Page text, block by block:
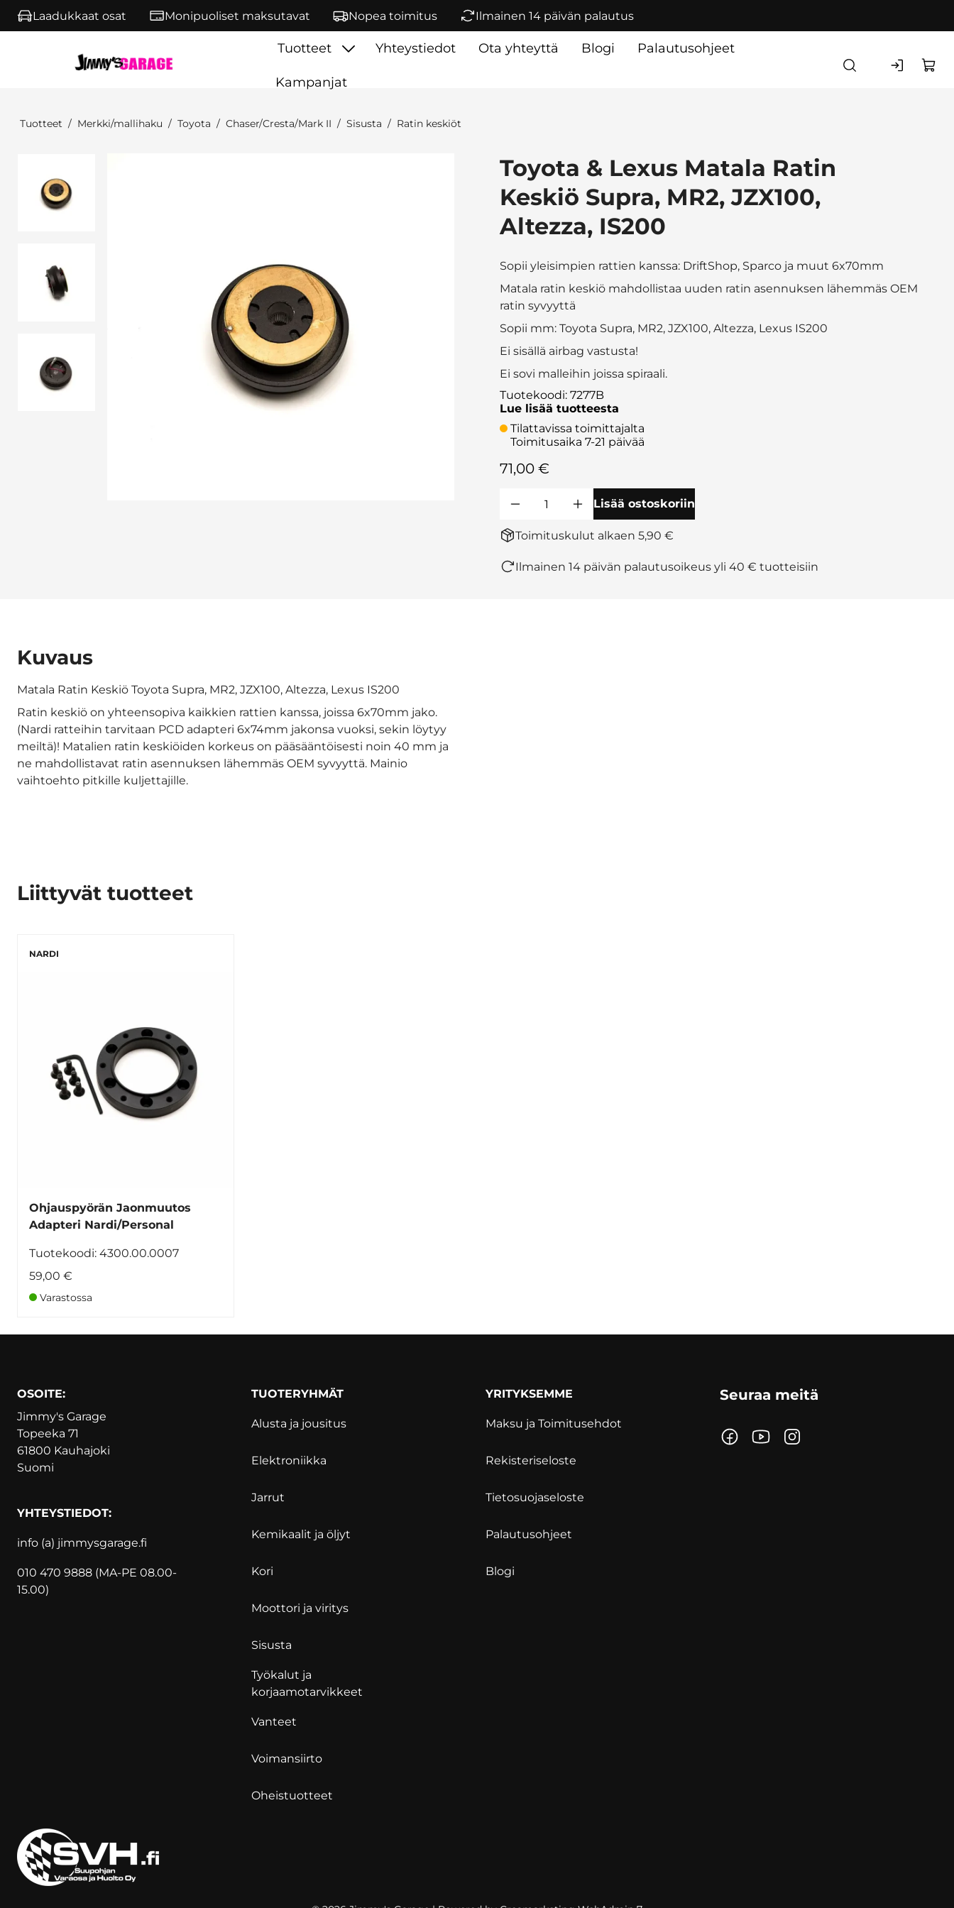
Tuotteet Yhteystiedot Ota yhteyttä Blogi Palautusohjeet
Kampanjat
Laadukkaat osat Monipuoliset maksutavat Nopea toimitus Ilmainen 14 päivän palautus
Tuotteet Merkki/mallihaku Toyota Chaser/Cresta/Mark II Sisusta Ratin keskiöt
Toyota & Lexus Matala Ratin
Keskiö Supra, MR2, JZX100,
Altezza, IS200
Sopii yleisimpien rattien kanssa: DriftShop, Sparco ja muut 6x70mm
Matala ratin keskiö mahdollistaa uuden ratin asennuksen lähemmäs OEM
ratin syvyyttä
Sopii mm: Toyota Supra, MR2, JZX100, Altezza, Lexus IS200
Ei sisällä airbag vastusta!
Ei sovi malleihin joissa spiraali.
Tuotekoodi: 7277B
Lue lisää tuotteesta
Tilattavissa toimittajalta
Toimitusaika 7-21 päivää
71,00 €
Lisää ostoskoriin
Toimituskulut alkaen 5,90 €
Ilmainen 14 päivän palautusoikeus yli 40 € tuotteisiin
Kuvaus
Matala Ratin Keskiö Toyota Supra, MR2, JZX100, Altezza, Lexus IS200
Ratin keskiö on yhteensopiva kaikkien rattien kanssa, joissa 6x70mm jako.
(Nardi ratteihin tarvitaan PCD adapteri 6x74mm jakonsa vuoksi, sekin löytyy
meiltä)! Matalien ratin keskiöiden korkeus on pääsääntöisesti noin 40 mm ja
ne mahdollistavat ratin asennuksen lähemmäs OEM syvyyttä. Mainio
vaihtoehto pitkille kuljettajille.
Liittyvät tuotteet
NARDI
Ohjauspyörän Jaonmuutos
Adapteri Nardi/Personal
Tuotekoodi: 4300.00.0007
59,00 €
Varastossa
OSOITE:
Jimmy's Garage
Topeeka 71
61800 Kauhajoki
Suomi
YHTEYSTIEDOT:
info (a) jimmysgarage.fi
010 470 9888 (MA-PE 08.00-
15.00)
TUOTERYHMÄT
Alusta ja jousitus
Elektroniikka
Jarrut
Kemikaalit ja öljyt
Kori
Moottori ja viritys
Sisusta
Työkalut ja
korjaamotarvikkeet
Vanteet
Voimansiirto
Oheistuotteet
YRITYKSEMME
Maksu ja Toimitusehdot
Rekisteriseloste
Tietosuojaseloste
Palautusohjeet
Blogi
Seuraa meitä